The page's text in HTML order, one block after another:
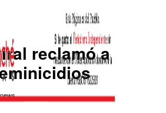
reclamó a
news